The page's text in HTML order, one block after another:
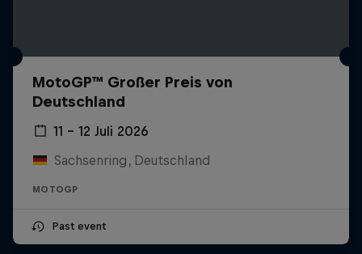
MotoGP™ Großer Preis von
Deutschland
11 – 12 Juli 2026
Sachsenring, Deutschland
MOTOGP
Past event